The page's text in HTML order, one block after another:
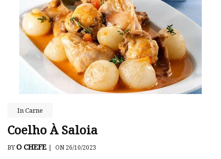
InCarne
Coelho À Saloia
BYO CHEFE | ON 26/10/2023